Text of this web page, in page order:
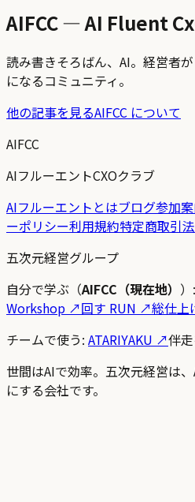
AIFCC — AI Fluent
読み書きそろばん、AI。経営者
になるコミュニティ。
他の記事を見るAIFCC について
AIFCC
AIフルーエントCXOクラブ
AIフルーエントとはブログ参加
ーポリシー利用規約特定商取引法
五次元経営グループ
自分で学ぶ（AIFCC（現在地） ）:
Workshop ↗回す RUN ↗総仕上
チームで使う: ATARIYAKU ↗伴
世間はAIで効率。五次元経営は
にする会社です。